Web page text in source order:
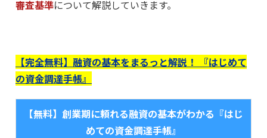
審査基準について解説していきます。
【完全無料】融資の基本をまるっと解説！ 『はじめて
の資金調達手帳』
【無料】創業期に頼れる融資の基本がわかる『はじ
めての資金調達手帳』